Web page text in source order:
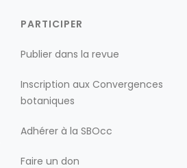
PARTICIPER
Publier dans la revue
Inscription aux Convergences
botaniques
Adhérer à la SBOcc
Faire un don